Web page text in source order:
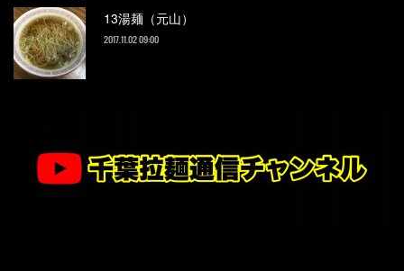
13湯麺（元山）
2017.11.02 09:00